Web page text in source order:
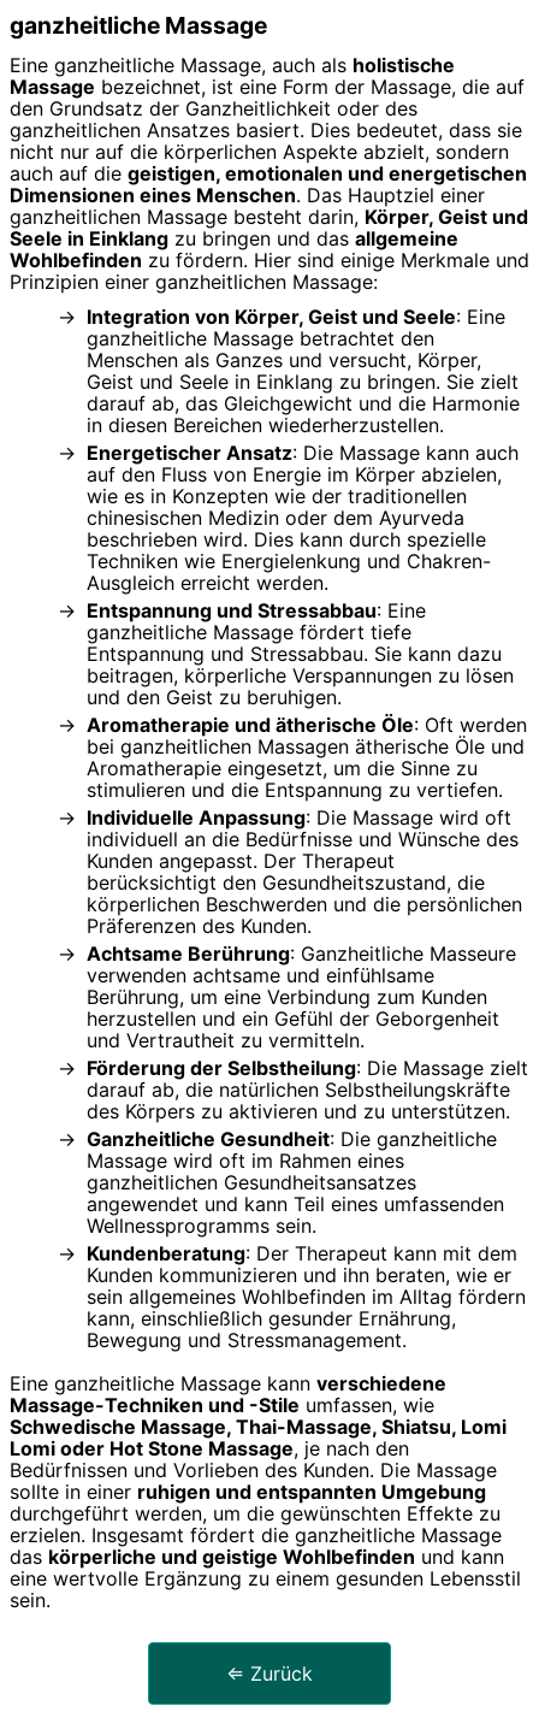
ganzheitliche Massage
Eine ganzheitliche Massage, auch als holistische
Massage bezeichnet, ist eine Form der Massage, die auf
den Grundsatz der Ganzheitlichkeit oder des
ganzheitlichen Ansatzes basiert. Dies bedeutet, dass sie
nicht nur auf die körperlichen Aspekte abzielt, sondern
auch auf die geistigen, emotionalen und energetischen
Dimensionen eines Menschen. Das Hauptziel einer
ganzheitlichen Massage besteht darin, Körper, Geist und
Seele in Einklang zu bringen und das allgemeine
Wohlbefinden zu fördern. Hier sind einige Merkmale und
Prinzipien einer ganzheitlichen Massage:
Integration von Körper, Geist und Seele: Eine
ganzheitliche Massage betrachtet den
Menschen als Ganzes und versucht, Körper,
Geist und Seele in Einklang zu bringen. Sie zielt
darauf ab, das Gleichgewicht und die Harmonie
in diesen Bereichen wiederherzustellen.
Energetischer Ansatz: Die Massage kann auch
auf den Fluss von Energie im Körper abzielen,
wie es in Konzepten wie der traditionellen
chinesischen Medizin oder dem Ayurveda
beschrieben wird. Dies kann durch spezielle
Techniken wie Energielenkung und Chakren-
Ausgleich erreicht werden.
Entspannung und Stressabbau: Eine
ganzheitliche Massage fördert tiefe
Entspannung und Stressabbau. Sie kann dazu
beitragen, körperliche Verspannungen zu lösen
und den Geist zu beruhigen.
Aromatherapie und ätherische Öle: Oft werden
bei ganzheitlichen Massagen ätherische Öle und
Aromatherapie eingesetzt, um die Sinne zu
stimulieren und die Entspannung zu vertiefen.
Individuelle Anpassung: Die Massage wird oft
individuell an die Bedürfnisse und Wünsche des
Kunden angepasst. Der Therapeut
berücksichtigt den Gesundheitszustand, die
körperlichen Beschwerden und die persönlichen
Präferenzen des Kunden.
Achtsame Berührung: Ganzheitliche Masseure
verwenden achtsame und einfühlsame
Berührung, um eine Verbindung zum Kunden
herzustellen und ein Gefühl der Geborgenheit
und Vertrautheit zu vermitteln.
Förderung der Selbstheilung: Die Massage zielt
darauf ab, die natürlichen Selbstheilungskräfte
des Körpers zu aktivieren und zu unterstützen.
Ganzheitliche Gesundheit: Die ganzheitliche
Massage wird oft im Rahmen eines
ganzheitlichen Gesundheitsansatzes
angewendet und kann Teil eines umfassenden
Wellnessprogramms sein.
Kundenberatung: Der Therapeut kann mit dem
Kunden kommunizieren und ihn beraten, wie er
sein allgemeines Wohlbefinden im Alltag fördern
kann, einschließlich gesunder Ernährung,
Bewegung und Stressmanagement.
Eine ganzheitliche Massage kann verschiedene
Massage-Techniken und -Stile umfassen, wie
Schwedische Massage, Thai-Massage, Shiatsu, Lomi
Lomi oder Hot Stone Massage, je nach den
Bedürfnissen und Vorlieben des Kunden. Die Massage
sollte in einer ruhigen und entspannten Umgebung
durchgeführt werden, um die gewünschten Effekte zu
erzielen. Insgesamt fördert die ganzheitliche Massage
das körperliche und geistige Wohlbefinden und kann
eine wertvolle Ergänzung zu einem gesunden Lebensstil
sein.
⇐ Zurück